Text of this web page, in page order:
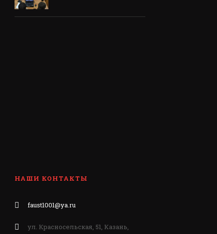
НАШИ КОНТАКТЫ
faust1001@ya.ru
ул. Красносельская, 51, Казань,